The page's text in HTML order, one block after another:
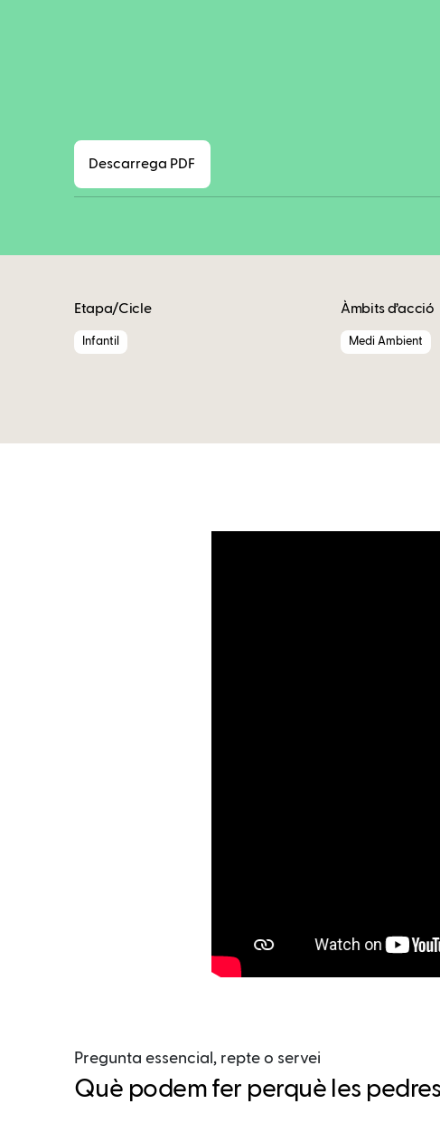
Descarrega PDF
Etapa/Cicle
Infantil
Àmbits d’acció
Medi Ambient
Pregunta essencial, repte o servei
Què podem fer perquè les